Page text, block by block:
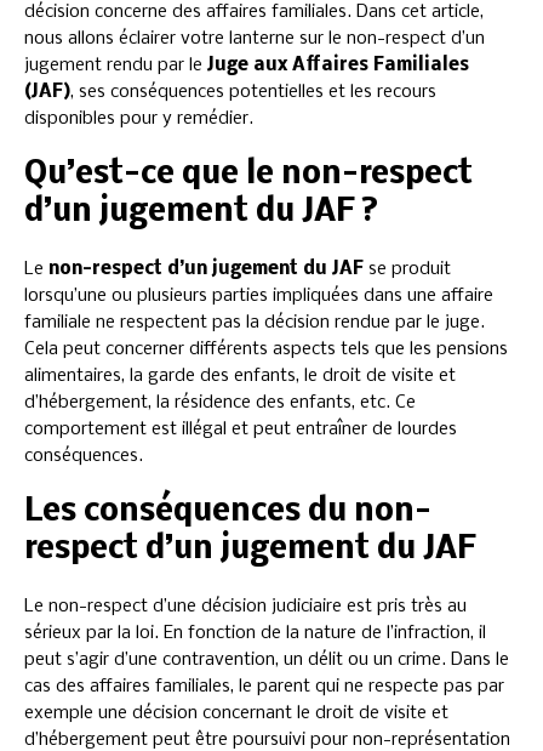
décision concerne des affaires familiales. Dans cet article,
nous allons éclairer votre lanterne sur le non-respect d’un
jugement rendu par le Juge aux Affaires Familiales
(JAF), ses conséquences potentielles et les recours
disponibles pour y remédier.
Qu’est-ce que le non-respect
d’un jugement du JAF ?
Le non-respect d’un jugement du JAF se produit
lorsqu’une ou plusieurs parties impliquées dans une affaire
familiale ne respectent pas la décision rendue par le juge.
Cela peut concerner différents aspects tels que les pensions
alimentaires, la garde des enfants, le droit de visite et
d’hébergement, la résidence des enfants, etc. Ce
comportement est illégal et peut entraîner de lourdes
conséquences.
Les conséquences du non-
respect d’un jugement du JAF
Le non-respect d’une décision judiciaire est pris très au
sérieux par la loi. En fonction de la nature de l’infraction, il
peut s’agir d’une contravention, un délit ou un crime. Dans le
cas des affaires familiales, le parent qui ne respecte pas par
exemple une décision concernant le droit de visite et
d’hébergement peut être poursuivi pour non-représentation